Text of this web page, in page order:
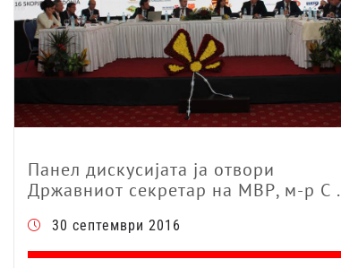
Панел дискусијата ја отвори
Државниот секретар на МВР, м-р С
30 септември 2016